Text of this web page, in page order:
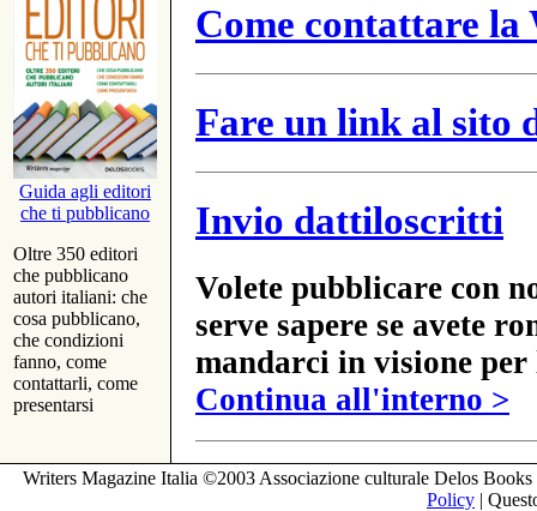
Guida agli editori
che ti pubblicano
Oltre 350 editori
che pubblicano
autori italiani: che
cosa pubblicano,
che condizioni
fanno, come
contattarli, come
presentarsi
Come contattare
Fare un link al sito
Invio dattiloscritti
Volete pubblicare con
serve sapere se avete
mandarci in visione
Continua all'interno >
Writers Magazine Italia ©2003 Associazione culturale Delos
Policy |